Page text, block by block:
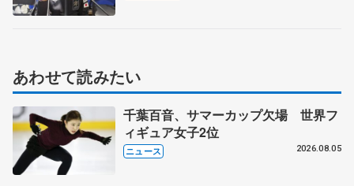
あわせて読みたい
千葉百音、サマーカップ欠場 世界フ
ィギュア女子2位
ニュース 2026.08.05